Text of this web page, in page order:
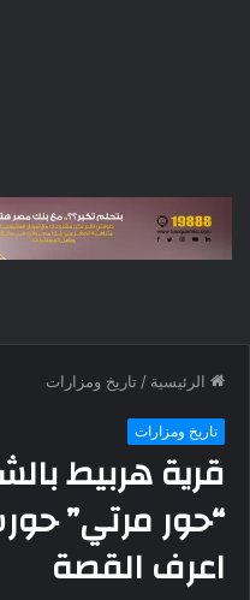
الرئيسية / تاريخ ومزارات
تاريخ ومزارات
قرية هربيط
“حور مرتي”
اعرف القصة